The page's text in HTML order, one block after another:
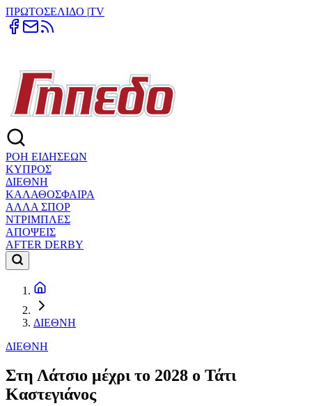
ΠΡΩΤΟΣΕΛΙΔΟ |TV
ΡΟΗ ΕΙΔΗΣΕΩΝ
ΚΥΠΡΟΣ
ΔΙΕΘΝΗ
ΚΑΛΑΘΟΣΦΑΙΡΑ
ΑΛΛΑ ΣΠΟΡ
ΝΤΡΙΜΠΛΕΣ
ΑΠΟΨΕΙΣ
AFTER DERBY
ΔΙΕΘΝΗ
ΔΙΕΘΝΗ
Στη Λάτσιο μέχρι το 2028 ο Τάτι
Καστεγιάνος